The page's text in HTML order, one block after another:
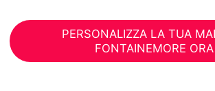
PERSONALIZZA LA TUA
FONTAINEMORE ORA